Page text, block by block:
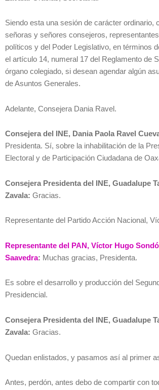
Siendo esta una sesión de carácter ordinario,
señoras y señores consejeros,
políticos y del Poder Legislativo, en términos
el artículo 14, numeral 17 del Reglamento de
órgano colegiado, si desean agendar algún
de Asuntos Generales.
Adelante, Consejera Dania Ravel.
Consejera del INE, Dania Paola Ravel
Presidenta. Sí, sobre la inhabilitación de la
Electoral y de Participación Ciudadana de
Consejera Presidenta del INE, Guadalupe
Zavala: Gracias.
Representante del Partido Acción Nacional,
Representante del PAN, Víctor Hugo
Saavedra: Muchas gracias, Presidenta.
Es sobre el desarrollo y producción del
Presidencial.
Consejera Presidenta del INE, Guadalupe
Zavala: Gracias.
Quedan enlistados, y pasamos así al primer
Antes, perdón, antes debo de compartir con